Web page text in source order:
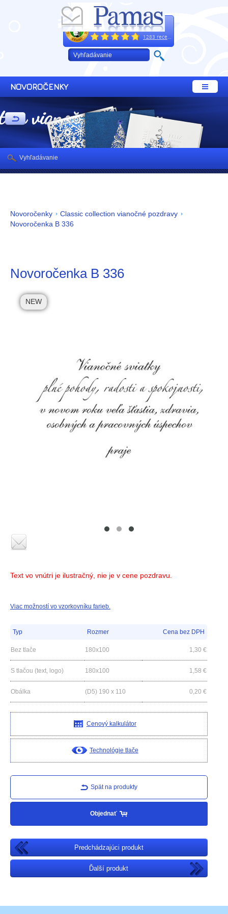
vianočné pozdravy
+421 32 64 02 660
Excelentne
1283 recenzií
NOVOROČENKY
Novoročenky
Classic collection vianočné pozdravy
Novoročenka B 336
Novoročenka B 336
NEW
Text vo vnútri je ilustračný, nie je v cene pozdravu.
Viac možností vo vzorkovníku farieb.
Typ Rozmer Cena bez DPH
Bez tlače 180x100 1,30 €
S tlačou (text, logo) 180x100 1,58 €
Obálka (D5) 190 x 110 0,20 €
Cenový kalkulátor
Technológie tlače
Spät na produkty
Objednať
Predchádzajúci produkt
Ďalší produkt
Vyhľadávanie